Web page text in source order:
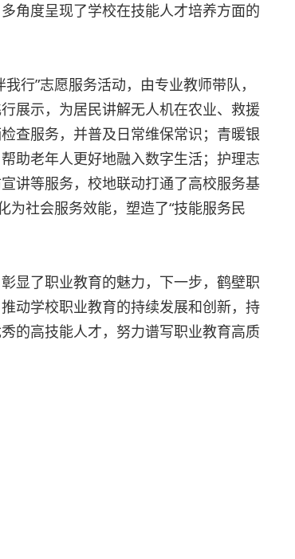
角度呈现了学校在技能人才培养方面的
行”志愿服务活动，由专业教师带队，
展示，为居民讲解无人机在农业、救援
查服务，并普及日常维保常识；青暖银
助老年人更好地融入数字生活；护理志
讲等服务，校地联动打通了高校服务基
为社会服务效能，塑造了“技能服务民
显了职业教育的魅力，下一步，鹤壁职
动学校职业教育的持续发展和创新，持
的高技能人才，努力谱写职业教育高质